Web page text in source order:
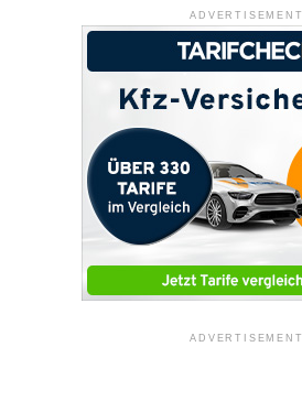
ADVERTISEMENT
ADVERTISEMENT